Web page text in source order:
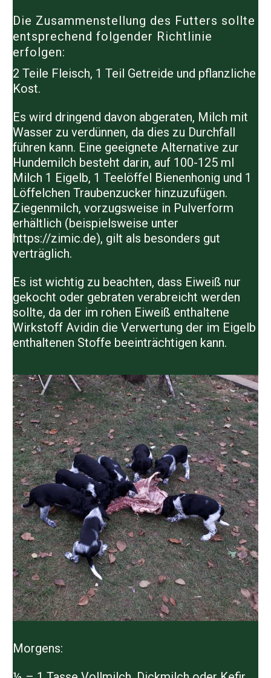
Die Zusammenstellung des Futters sollte
entsprechend folgender Richtlinie
erfolgen:
2 Teile Fleisch, 1 Teil Getreide und pflanzliche
Kost.
Es wird dringend davon abgeraten, Milch mit
Wasser zu verdünnen, da dies zu Durchfall
führen kann. Eine geeignete Alternative zur
Hundemilch besteht darin, auf 100-125 ml
Milch 1 Eigelb, 1 Teelöffel Bienenhonig und 1
Löffelchen Traubenzucker hinzuzufügen.
Ziegenmilch, vorzugsweise in Pulverform
erhältlich (beispielsweise unter
https://zimic.de), gilt als besonders gut
verträglich.
Es ist wichtig zu beachten, dass Eiweiß nur
gekocht oder gebraten verabreicht werden
sollte, da der im rohen Eiweiß enthaltene
Wirkstoff Avidin die Verwertung der im Eigelb
enthaltenen Stoffe beeinträchtigen kann.
Morgens: